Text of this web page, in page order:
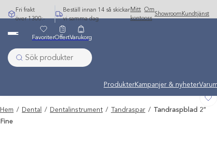
Hoppa
till
Fri frakt
över 1300:-
Beställ innan 14 så skickar
vi samma dag
Mitt
konto
Om
oss
Showroom Kundtjänst
Undermeny stängd: Varumärken
ProdukterKampanjer & nyheter
FavoriterOffertVarukorg
Hem / Dental / Dentalinstrument / Tandraspar / Tandraspblad 2″
Fine